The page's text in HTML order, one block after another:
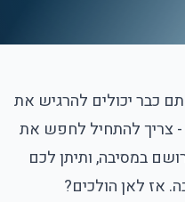
כבר יכולים להרגיש את
- צריך להתחיל לחפש את
במסיבה, ותיתן לכם
לאן הולכים?